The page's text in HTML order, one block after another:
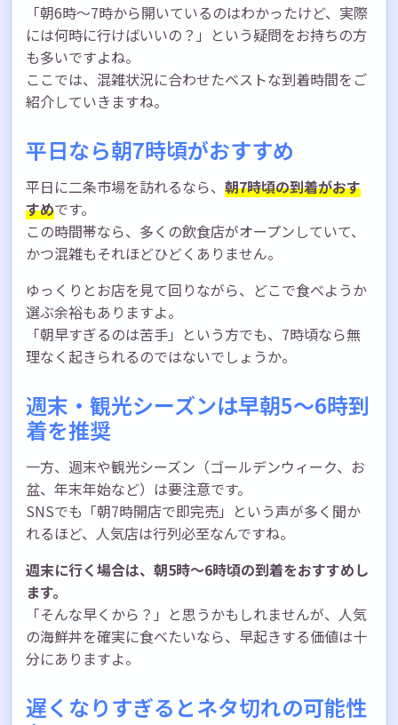
「朝6時〜7時から開いているのはわかったけど、実際
には何時に行けばいいの？」という疑問をお持ちの方
も多いですよね。
ここでは、混雑状況に合わせたベストな到着時間をご
紹介していきますね。
平日なら朝7時頃がおすすめ
平日に二条市場を訪れるなら、 朝7時頃の到着がおす
すめです。
この時間帯なら、多くの飲食店がオープンしていて、
かつ混雑もそれほどひどくありません。
ゆっくりとお店を見て回りながら、どこで食べようか
選ぶ余裕もありますよ。
「朝早すぎるのは苦手」という方でも、7時頃なら無
理なく起きられるのではないでしょうか。
週末・観光シーズンは早朝5〜6時到
着を推奨
一方、週末や観光シーズン（ゴールデンウィーク、お
盆、年末年始など）は要注意です。
SNSでも「朝7時開店で即完売」という声が多く聞か
れるほど、人気店は行列必至なんですね。
週末に行く場合は、朝5時〜6時頃の到着をおすすめし
ます。
「そんな早くから？」と思うかもしれませんが、人気
の海鮮丼を確実に食べたいなら、早起きする価値は十
分にありますよ。
遅くなりすぎるとネタ切れの可能性